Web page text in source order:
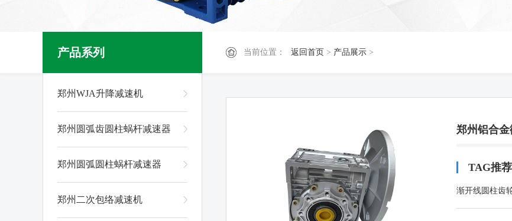
当前位置： 返回首页 > 产品展示 >
产品系列
郑州WJA升降减速机
郑州圆弧齿圆柱蜗杆减速器
郑州圆弧圆柱蜗杆减速器
郑州二次包络减速机
郑州铝合
TAG推荐
渐开线圆柱齿
机